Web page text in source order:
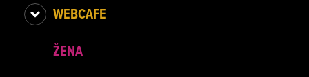
WEBCAFE
ŽENA